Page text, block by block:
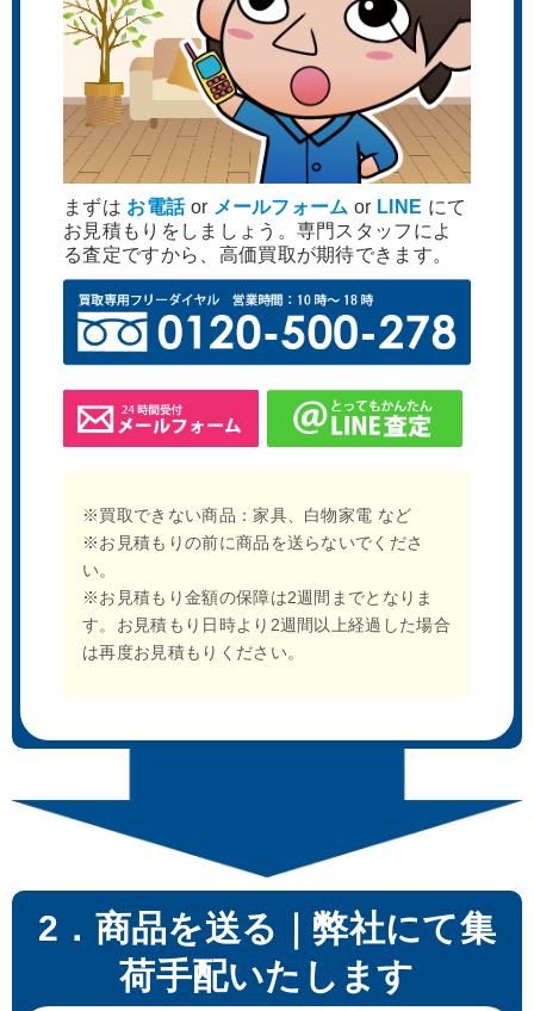
まずは お電話or メールフォーム or LINE にて
お見積もりをしましょう。専門スタッフによ
る査定ですから、高価買取が期待できます。
※買取できない商品：家具、白物家電 など
※お見積もりの前に商品を送らないでくださ
い。
※お見積もり金額の保障は2週間までとなりま
す。お見積もり日時より2週間以上経過した場合
は再度お見積もりください。
2．商品を送る｜弊社にて集
荷手配いたします